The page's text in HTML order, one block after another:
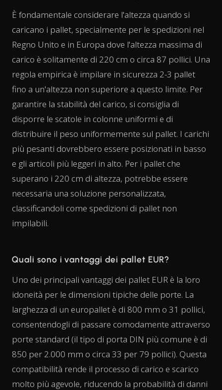
È fondamentale considerare l'altezza quando si
caricano i pallet, specialmente per le spedizioni nel
Regno Unito e in Europa dove l'altezza massima di
carico è solitamente di 220 cm o circa 87 pollici. Una
regola empirica è impilare in sicurezza 2-3 pallet
fino a un'altezza non superiore a questo limite. Per
garantire la stabilità del carico, si consiglia di
disporre le scatole in colonne uniformi e di
distribuire il peso uniformemente sul pallet. I carichi
più pesanti dovrebbero essere posizionati in basso
e gli articoli più leggeri in alto. Per i pallet che
superano i 220 cm di altezza, potrebbe essere
necessaria una soluzione personalizzata,
classificandoli come spedizioni di pallet non
impilabili.
Quali sono i vantaggi dei pallet EUR?
Uno dei principali vantaggi dei pallet EUR è la loro
idoneità per le dimensioni tipiche delle porte. La
larghezza di un europallet è di 800 mm o 31 pollici,
consentendogli di passare comodamente attraverso
porte standard (il tipo di porta DIN più comune è di
850 per 2.000 mm o circa 33 per 79 pollici). Questa
compatibilità rende il processo di carico e scarico
molto più agevole, riducendo la probabilità di danni